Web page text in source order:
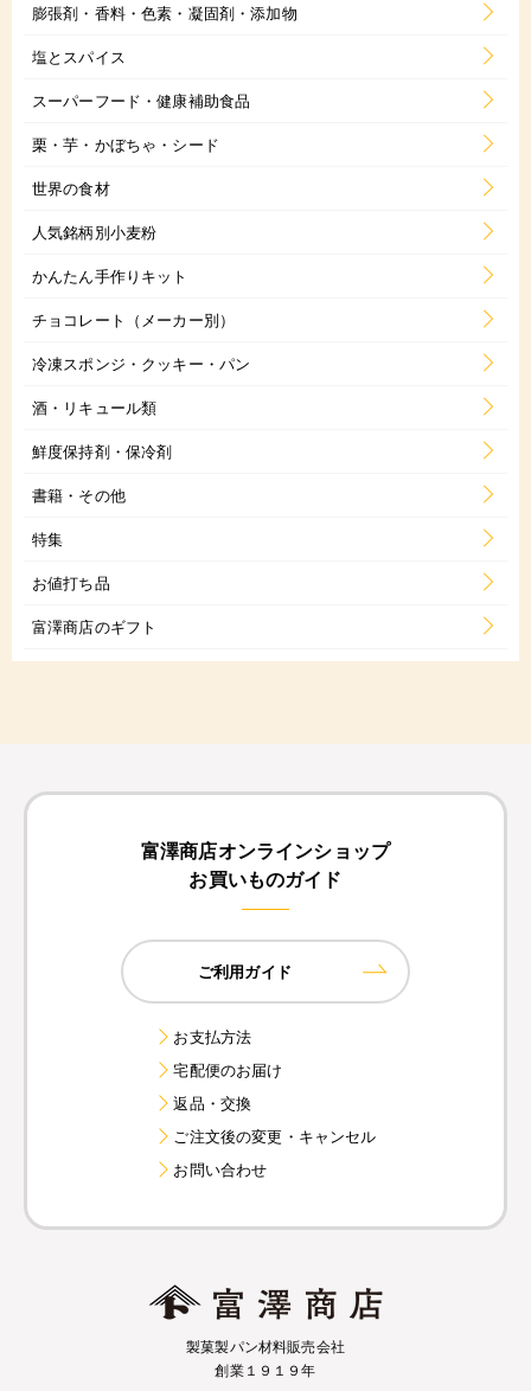
膨張剤・香料・色素・凝固剤・添加物
塩とスパイス
スーパーフード・健康補助食品
栗・芋・かぼちゃ・シード
世界の食材
人気銘柄別小麦粉
かんたん手作りキット
チョコレート（メーカー別）
冷凍スポンジ・クッキー・パン
酒・リキュール類
鮮度保持剤・保冷剤
書籍・その他
特集
お値打ち品
富澤商店のギフト
富澤商店オンラインショップ
お買いものガイド
ご利用ガイド
お支払方法
宅配便のお届け
返品・交換
ご注文後の変更・キャンセル
お問い合わせ
製菓製パン材料販売会社
創業１９１９年